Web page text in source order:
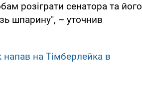
розіграти сенатора та його
шпарину", – уточнив
на Тімберлейка в